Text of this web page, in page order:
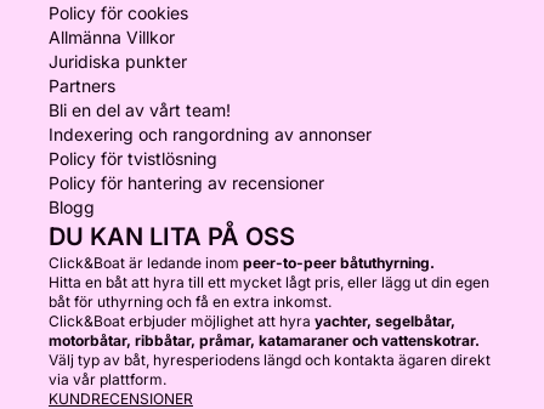
Policy för cookies
Allmänna Villkor
Juridiska punkter
Partners
Bli en del av vårt team!
Indexering och rangordning av annonser
Policy för tvistlösning
Policy för hantering av recensioner
Blogg
DU KAN LITA PÅ OSS
Click&Boat är ledande inom peer-to-peer båtuthyrning.
Hitta en båt att hyra till ett mycket lågt pris, eller lägg ut din egen
båt för uthyrning och få en extra inkomst.
Click&Boat erbjuder möjlighet att hyra yachter, segelbåtar,
motorbåtar, ribbåtar, pråmar, katamaraner och vattenskotrar.
Välj typ av båt, hyresperiodens längd och kontakta ägaren direkt
via vår plattform.
KUNDRECENSIONER